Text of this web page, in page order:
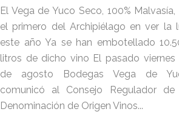
El Vega de Yuco Seco, 100% Malvasía,
el primero del Archipiélago en ver la
este año Ya se han embotellado
litros de dicho vino El pasado viernes
de agosto Bodegas Vega de
comunicó al Consejo Regulador de
Denominación de Origen Vinos...